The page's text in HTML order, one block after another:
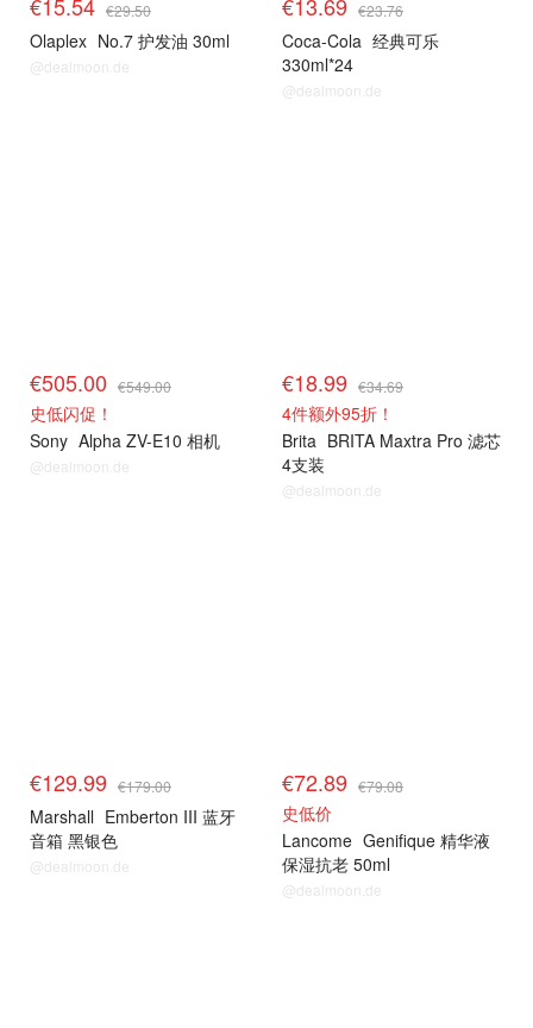
€29.50
Olaplex No.7 护发油 30ml
@dealmoon.de
€23.76
Coca-Cola 经典可乐
330ml*24
@dealmoon.de
€505.00 €549.00
史低闪促！
Sony Alpha ZV-E10 相机
@dealmoon.de
€18.99 €34.69
4件额外95折！
Brita BRITA Maxtra Pro 滤芯
4支装
@dealmoon.de
€129.99 €179.00
Marshall Emberton III 蓝牙
音箱 黑银色
@dealmoon.de
€72.89 €79.08
史低价
Lancome Genifique 精华液
保湿抗老 50ml
@dealmoon.de